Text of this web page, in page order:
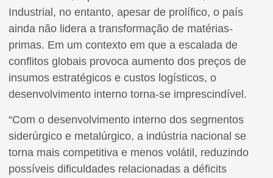
Industrial, no entanto, apesar de prolífico, o país
ainda não lidera a transformação de matérias-
primas. Em um contexto em que a escalada de
conflitos globais provoca aumento dos preços de
insumos estratégicos e custos logísticos, o
desenvolvimento interno torna-se imprescindível.
“Com o desenvolvimento interno dos segmentos
siderúrgico e metalúrgico, a indústria nacional se
torna mais competitiva e menos volátil, reduzindo
possíveis dificuldades relacionadas a déficits